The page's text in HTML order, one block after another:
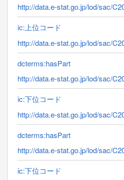
http://data.e-stat.go.jp/lod/sac/
ic:上位コード
http://data.e-stat.go.jp/lod/sac/
dcterms:hasPart
http://data.e-stat.go.jp/lod/sac/
ic:下位コード
http://data.e-stat.go.jp/lod/sac/
dcterms:hasPart
http://data.e-stat.go.jp/lod/sac/
ic:下位コード